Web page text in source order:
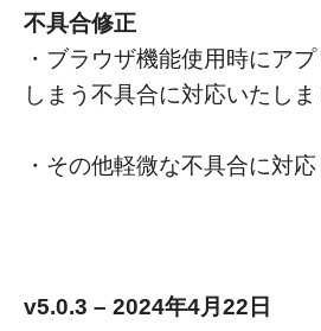
不具合修正
・ブラウザ機能使用時にア
しまう不具合に対応いたしま
・その他軽微な不具合に対
v5.0.3 – 2024年4月22日